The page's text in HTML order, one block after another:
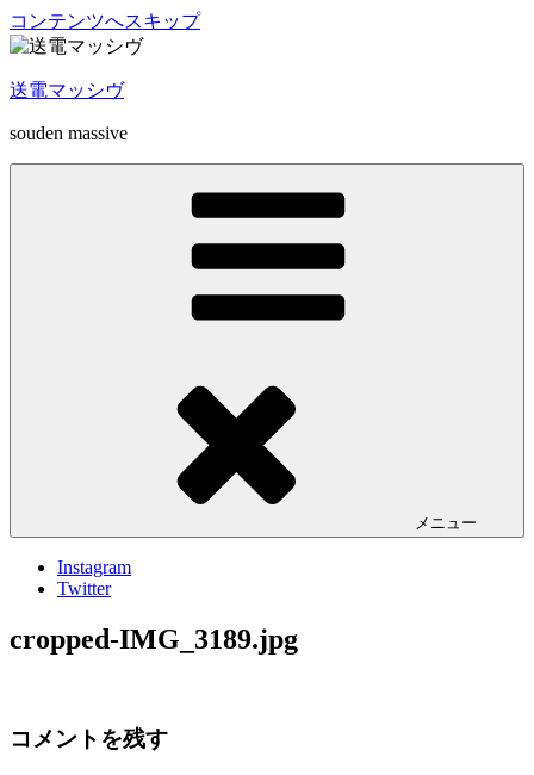
コンテンツへスキップ
送電マッシヴ
souden massive
メニュー
Instagram
Twitter
cropped-IMG_3189.jpg
コメントを残す